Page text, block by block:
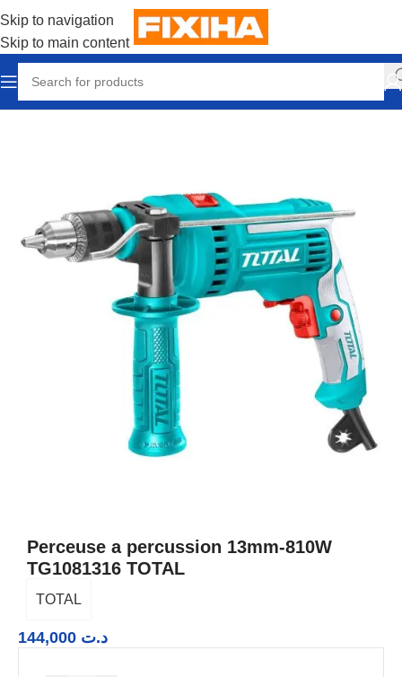
Skip to navigation
Skip to main content
Accueil/Outillages & Equipements
Perceuse a percussion 13mm-810W
TG1081316 TOTAL
TOTAL
د.ت